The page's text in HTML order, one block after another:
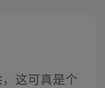
这可真是个